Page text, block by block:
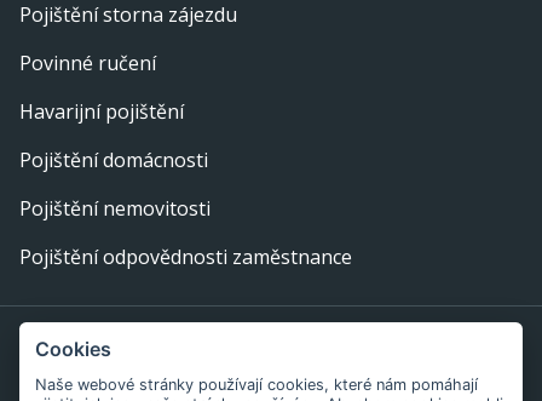
Pojištění storna zájezdu
Povinné ručení
Havarijní pojištění
Pojištění domácnosti
Pojištění nemovitosti
Pojištění odpovědnosti zaměstnance
Provozovatel webu: eFi Palace, s.r.o., IČ: 29378702,
Cookies
Naše webové stránky používají cookies, které nám pomáhají